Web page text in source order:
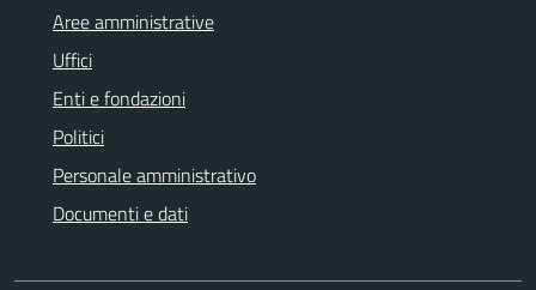
Aree amministrative
Uffici
Enti e fondazioni
Politici
Personale amministrativo
Documenti e dati